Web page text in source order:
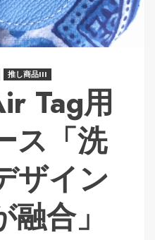
推し商品III
Tag用
ス「洗
ザイン
合」